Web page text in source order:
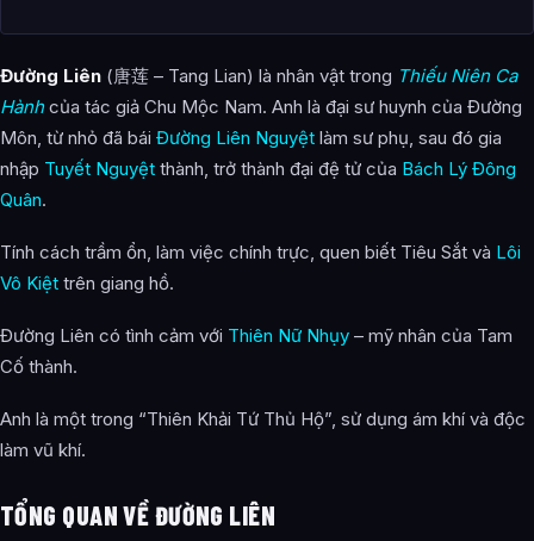
Bài Viết Liên Quan
Câu Hỏi Thường Gặp
Cảnh giới tu luyện của Đường Liên như thế nào?
Các mối quan hệ quan trọng của Đường Liên là gì?
Đường Liên (唐莲 – Tang Lian) là nhân vật trong Thiếu Niên Ca
Hànhcủa tác giả Chu Mộc Nam. Anh là đại sư huynh của Đường
Môn, từ nhỏ đã bái Đường Liên Nguyệt làm sư phụ, sau đó gia
nhập Tuyết Nguyệt thành, trở thành đại đệ tử của Bách Lý Đông
Quân.
Tính cách trầm ổn, làm việc chính trực, quen biết Tiêu Sắt và Lôi
Vô Kiệt trên giang hồ.
Đường Liên có tình cảm với Thiên Nữ Nhụy – mỹ nhân của Tam
Cố thành.
Anh là một trong “Thiên Khải Tứ Thủ Hộ”, sử dụng ám khí và độc
làm vũ khí.
TỔNG QUAN VỀ ĐƯỜNG LIÊN